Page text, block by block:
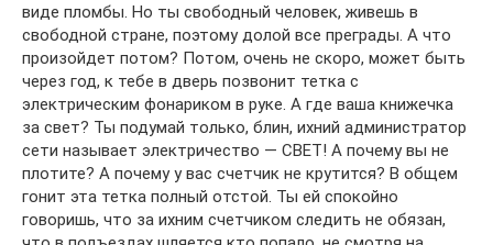
виде пломбы. Но ты свободный человек, живешь в
свободной стране, поэтому долой все преграды. А что
произойдет потом? Потом, очень не скоро, может быть
через год, к тебе в дверь позвонит тетка с
электрическим фонариком в руке. А где ваша книжечка
за свет? Ты подумай только, блин, ихний администратор
сети называет электричество — СВЕТ! А почему вы не
плотите? А почему у вас счетчик не крутится? В общем
гонит эта тетка полный отстой. Ты ей спокойно
говоришь, что за ихним счетчиком следить не обязан,